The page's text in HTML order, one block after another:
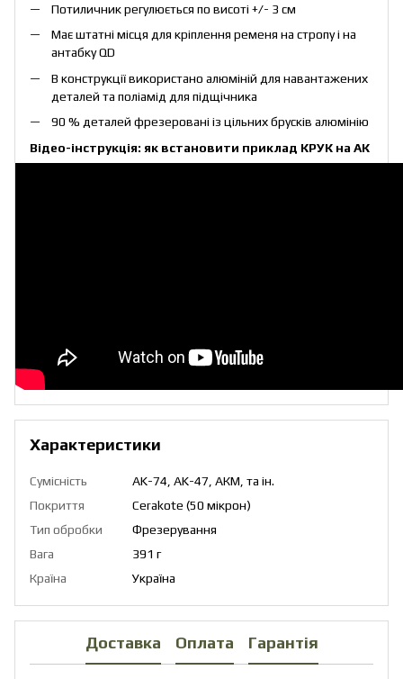
Потиличник регулюється по висоті +/- 3 см
Має штатні місця для кріплення ременя на стропу і на
антабку QD
В конструкції використано алюміній для навантажених
деталей та поліамід для підщічника
90 % деталей фрезеровані із цільних брусків алюмінію
Відео-інструкція: як встановити приклад КРУК на АК
Характеристики
Сумісність
AK-74, AK-47, АКМ, та ін.
Покриття
Cerakote (50 мікрон)
Тип обробки
Фрезерування
Вага
391 г
Країна
Україна
Доставка Оплата Гарантія